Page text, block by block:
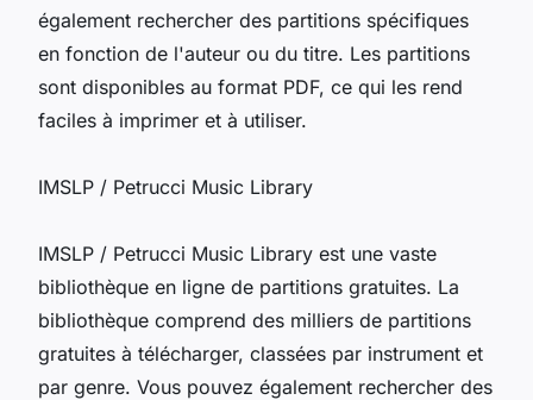
également rechercher des partitions spécifiques
en fonction de l'auteur ou du titre. Les partitions
sont disponibles au format PDF, ce qui les rend
faciles à imprimer et à utiliser.
IMSLP / Petrucci Music Library
IMSLP / Petrucci Music Library est une vaste
bibliothèque en ligne de partitions gratuites. La
bibliothèque comprend des milliers de partitions
gratuites à télécharger, classées par instrument et
par genre. Vous pouvez également rechercher des